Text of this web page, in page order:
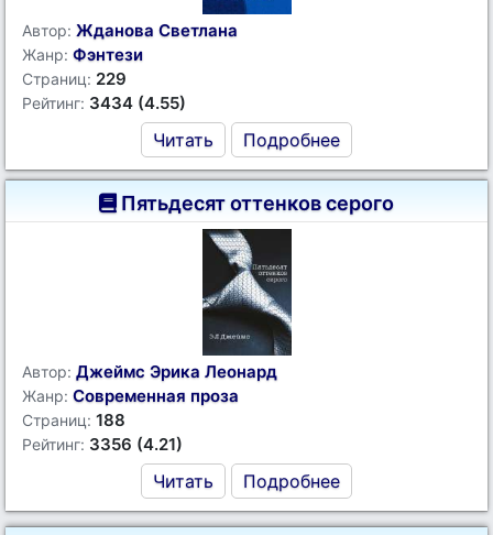
Автор: Жданова Светлана
Жанр: Фэнтези
Страниц: 229
Рейтинг: 3434 (4.55)
Читать Подробнее
Пятьдесят оттенков серого
Автор: Джеймс Эрика Леонард
Жанр: Современная проза
Страниц: 188
Рейтинг: 3356 (4.21)
Читать Подробнее